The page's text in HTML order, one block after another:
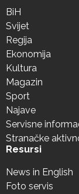
BiH
Svijet
Regija
Ekonomija
Kultura
Magazin
Sport
Najave
Servisne
Stranačke
Resursi
News in English
Foto servis